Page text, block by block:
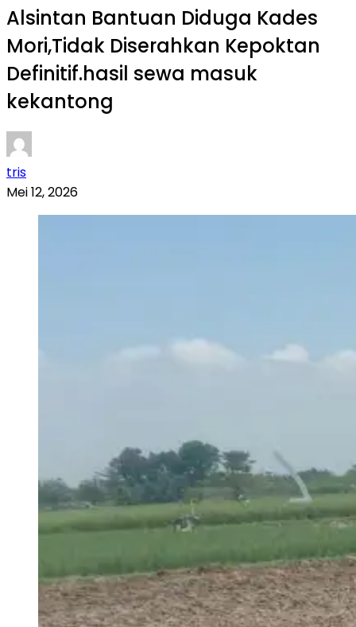
Alsintan Bantuan Diduga Kades
Mori,Tidak Diserahkan Kepoktan
Definitif.hasil sewa masuk
kekantong
tris
Mei 12, 2026